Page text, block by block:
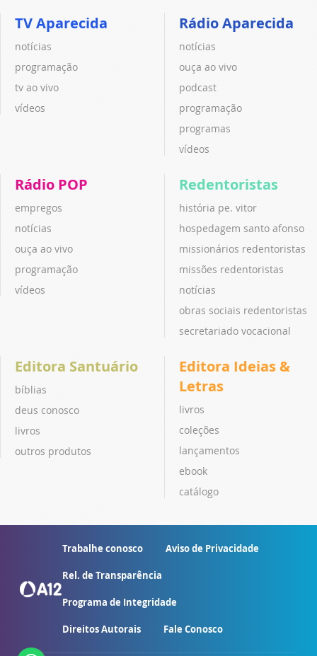
TV Aparecida
notícias
programação
tv ao vivo
vídeos
Rádio Aparecida
notícias
ouça ao vivo
podcast
programação
programas
vídeos
Rádio POP
empregos
notícias
ouça ao vivo
programação
vídeos
Redentoristas
história pe. vitor
hospedagem santo afonso
missionários redentoristas
missões redentoristas
notícias
obras sociais redentoristas
secretariado vocacional
Editora Santuário
bíblias
deus conosco
livros
outros produtos
Editora Ideias &
Letras
livros
coleções
lançamentos
ebook
catálogo
Trabalhe conosco Aviso de Privacidade
Rel. de Transparência
Programa de Integridade
Direitos Autorais Fale Conosco